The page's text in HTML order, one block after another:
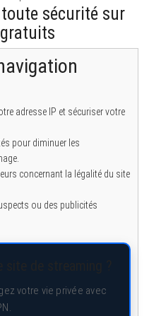
sécurité sur
adresse IP et sécuriser votre
pour diminuer les
concernant la légalité du site
ou des publicités
votre vie privée avec